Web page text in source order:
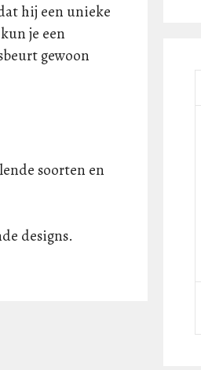
hij een unieke
je een
gewoon
soorten en
designs.